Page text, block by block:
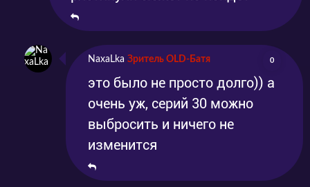
NaxaLka Зритель OLD-Батя 0
это было не просто долго)) а
очень уж, серий 30 можно
выбросить и ничего не
изменится